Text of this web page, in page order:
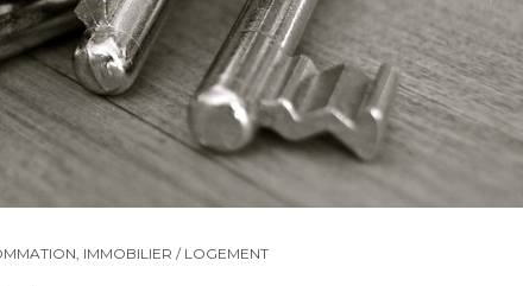
, IMMOBILIER / LOGEMENT